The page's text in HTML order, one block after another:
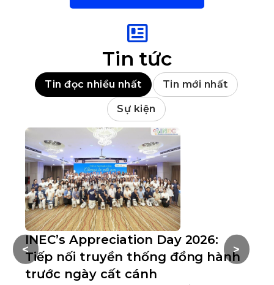
Tin tức
Tin đọc nhiều nhất Tin mới nhất
Sự kiện
INEC’s Appreciation Day 2026:
Tiếp nối truyền thống đồng hành
trước ngày cất cánh
>
<